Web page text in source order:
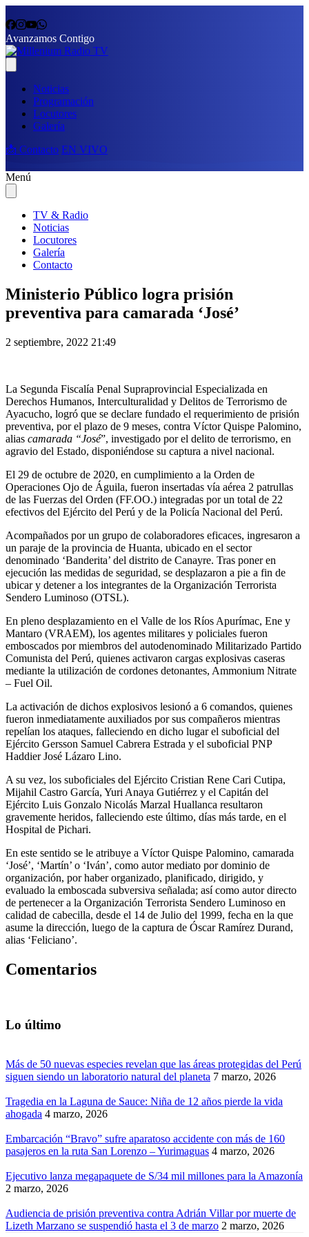
Avanzamos Contigo
Noticias
Programación
Locutores
Galería
📩 Contacto EN VIVO
Menú
TV & Radio
Noticias
Locutores
Galería
Contacto
Ministerio Público logra prisión
preventiva para camarada ‘José’
2 septiembre, 2022 21:49
La Segunda Fiscalía Penal Supraprovincial Especializada en
Derechos Humanos, Interculturalidad y Delitos de Terrorismo de
Ayacucho, logró que se declare fundado el requerimiento de prisión
preventiva, por el plazo de 9 meses, contra Víctor Quispe Palomino,
alias camarada “José”, investigado por el delito de terrorismo, en
agravio del Estado, disponiéndose su captura a nivel nacional.
El 29 de octubre de 2020, en cumplimiento a la Orden de
Operaciones Ojo de Águila, fueron insertadas vía aérea 2 patrullas
de las Fuerzas del Orden (FF.OO.) integradas por un total de 22
efectivos del Ejército del Perú y de la Policía Nacional del Perú.
Acompañados por un grupo de colaboradores eficaces, ingresaron a
un paraje de la provincia de Huanta, ubicado en el sector
denominado ‘Banderita’ del distrito de Canayre. Tras poner en
ejecución las medidas de seguridad, se desplazaron a pie a fin de
ubicar y detener a los integrantes de la Organización Terrorista
Sendero Luminoso (OTSL).
En pleno desplazamiento en el Valle de los Ríos Apurímac, Ene y
Mantaro (VRAEM), los agentes militares y policiales fueron
emboscados por miembros del autodenominado Militarizado Partido
Comunista del Perú, quienes activaron cargas explosivas caseras
mediante la utilización de cordones detonantes, Ammonium Nitrate
– Fuel Oil.
La activación de dichos explosivos lesionó a 6 comandos, quienes
fueron inmediatamente auxiliados por sus compañeros mientras
repelían los ataques, falleciendo en dicho lugar el suboficial del
Ejército Gersson Samuel Cabrera Estrada y el suboficial PNP
Haddier José Lázaro Lino.
A su vez, los suboficiales del Ejército Cristian Rene Cari Cutipa,
Mijahil Castro García, Yuri Anaya Gutiérrez y el Capitán del
Ejército Luis Gonzalo Nicolás Marzal Huallanca resultaron
gravemente heridos, falleciendo este último, días más tarde, en el
Hospital de Pichari.
En este sentido se le atribuye a Víctor Quispe Palomino, camarada
‘José’, ‘Martín’ o ‘Iván’, como autor mediato por dominio de
organización, por haber organizado, planificado, dirigido, y
evaluado la emboscada subversiva señalada; así como autor directo
de pertenecer a la Organización Terrorista Sendero Luminoso en
calidad de cabecilla, desde el 14 de Julio del 1999, fecha en la que
asume la dirección, luego de la captura de Óscar Ramírez Durand,
alias ‘Feliciano’.
Comentarios
Lo último
Más de 50 nuevas especies revelan que las áreas protegidas del Perú
siguen siendo un laboratorio natural del planeta 7 marzo, 2026
Tragedia en la Laguna de Sauce: Niña de 12 años pierde la vida
ahogada 4 marzo, 2026
Embarcación “Bravo” sufre aparatoso accidente con más de 160
pasajeros en la ruta San Lorenzo – Yurimaguas 4 marzo, 2026
Ejecutivo lanza megapaquete de S/34 mil millones para la Amazonía
2 marzo, 2026
Audiencia de prisión preventiva contra Adrián Villar por muerte de
Lizeth Marzano se suspendió hasta el 3 de marzo 2 marzo, 2026